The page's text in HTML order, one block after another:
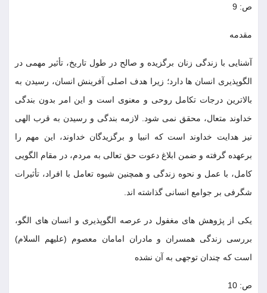
ص: 9
مقدمه
آشنايى با زندگى زنان برگزيده و صالح در طول تاريخ، تأثير مهمى در
الگوپذيرى انسان ها دارد؛ زيرا هدف اصلى آفرينش انسان، رسيدن به
بالاترين درجات تكامل روحى و معنوى است و اين امر بدون بندگى
خداوند متعال، محقق نمى شود. لازمه بندگى و رسيدن به قرب الهى
نيز هدايت خداوند است كه انبيا و برگزيدگان خداوند، اين مهم را
برعهده گرفته و ضمن ابلاغ دعوت حق تعالى به مردم، در مقام الگويى
كامل، با عمل و نحوه زندگى و همچنين شيوه تعامل با افراد، تأثيرات
شگرفى بر جوامع انسانى گذاشته اند.
يكى از پژوهش هاى مغفول در عرصه الگوپذيرى و انسان هاى الگو،
بررسى زندگى همسران و مادران امامان معصوم (عليهم السلام)
است كه چندان توجهى به آن نشده
ص: 10